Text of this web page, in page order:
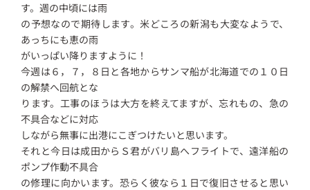
す。週の中頃には雨
の予想なので期待します。米どころの新潟も大変なようで、
あっちにも恵の雨
がいっぱい降りますように！
今週は６，７，８日と各地からサンマ船が北海道での１０日
の解禁へ回航とな
ります。工事のほうは大方を終えてますが、忘れもの、急の
不具合などに対応
しながら無事に出港にこぎつけたいと思います。
それと今日は成田からＳ君がバリ島へフライトで、遠洋船の
ポンプ作動不具合
の修理に向かいます。恐らく彼なら１日で復旧させると思い